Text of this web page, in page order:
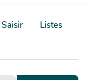
Saisir
Listes